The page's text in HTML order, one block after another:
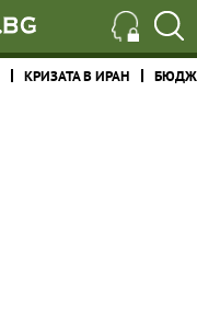
КРИЗАТА В ИРАН